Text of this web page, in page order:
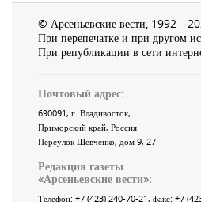
© Арсеньевские вести,
При перепечатке и при другом
При републикации в сети
Почтовый адрес:
690091, г. Владивосток,
Приморский край, Россия.
Переулок Шевченко, дом 9, 27
Редакция газеты
«Арсеньевские вести»:
Телефон: +7 (423) 240-70-21, факс: +7